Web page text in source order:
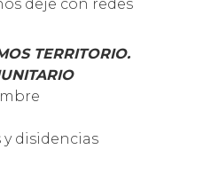
deje con redes
TERRITORIO.
disidencias